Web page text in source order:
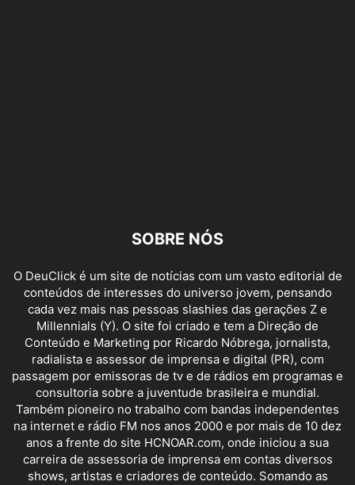
SOBRE NÓS
O DeuClick é um site de notícias com um vasto editorial de
conteúdos de interesses do universo jovem, pensando
cada vez mais nas pessoas slashies das gerações Z e
Millennials (Y). O site foi criado e tem a Direção de
Conteúdo e Marketing por Ricardo Nóbrega, jornalista,
radialista e assessor de imprensa e digital (PR), com
passagem por emissoras de tv e de rádios em programas e
consultoria sobre a juventude brasileira e mundial.
Também pioneiro no trabalho com bandas independentes
na internet e rádio FM nos anos 2000 e por mais de 10 dez
anos a frente do site HCNOAR.com, onde iniciou a sua
carreira de assessoria de imprensa em contas diversos
shows, artistas e criadores de conteúdo. Somando as